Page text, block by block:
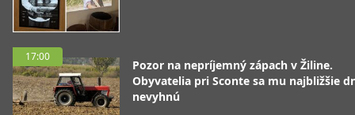
17:00
Pozor na nepríjemný zápach v Žiline.
Obyvatelia pri Sconte sa mu najbližšie
nevyhnú